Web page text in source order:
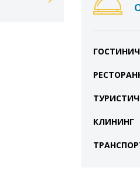
КЛИНИНГ